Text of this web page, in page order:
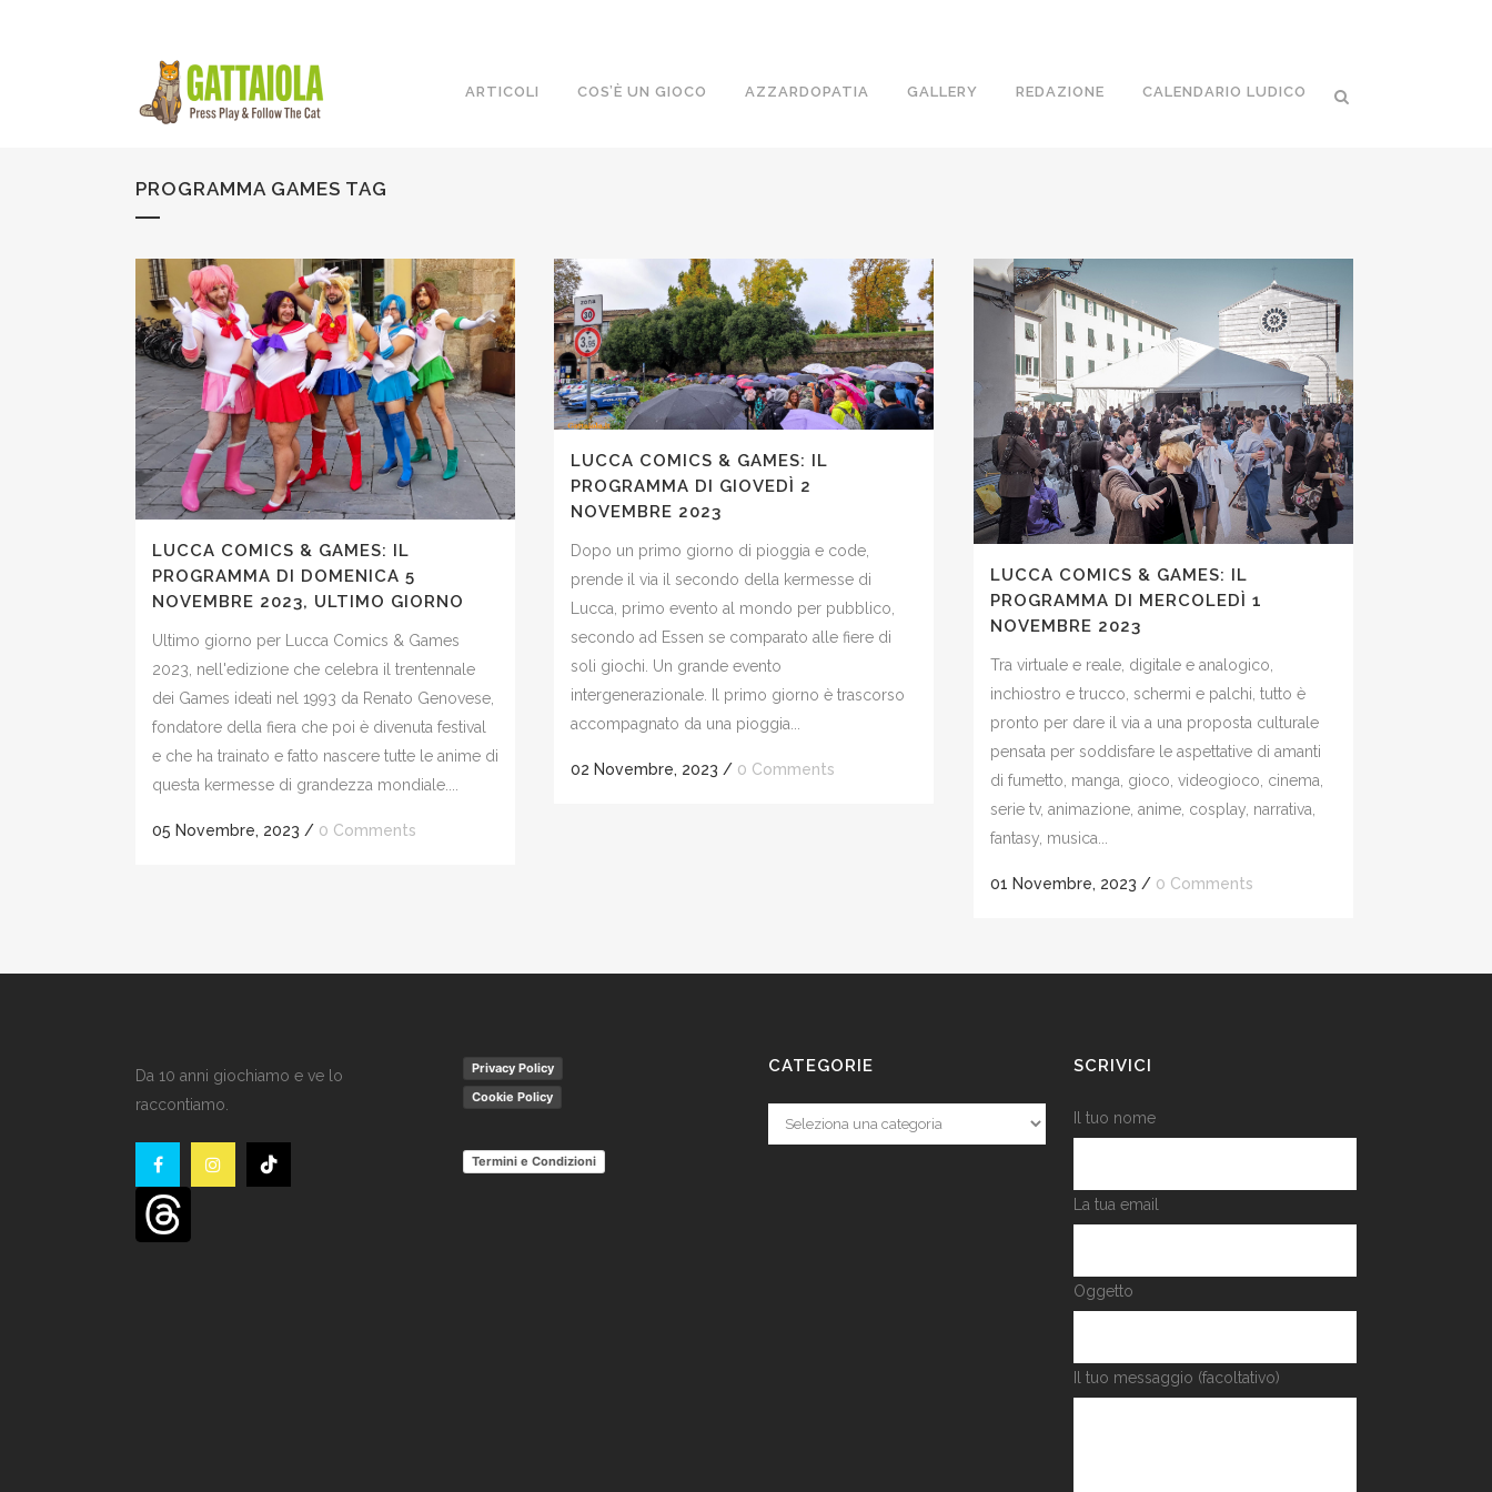
ARTICOLI COS’È UN GIOCO AZZARDOPATIA GALLERY REDAZIONE CALENDARIO LUDICO
PROGRAMMA GAMES TAG
LUCCA COMICS & GAMES: IL
PROGRAMMA DI DOMENICA 5
NOVEMBRE 2023, ULTIMO GIORNO
Ultimo giorno per Lucca Comics & Games
2023, nell'edizione che celebra il trentennale
dei Games ideati nel 1993 da Renato Genovese,
fondatore della fiera che poi è divenuta festival
e che ha trainato e fatto nascere tutte le anime di
questa kermesse di grandezza mondiale....
05 Novembre, 2023 / 0 Comments
LUCCA COMICS & GAMES: IL
PROGRAMMA DI GIOVEDÌ 2
NOVEMBRE 2023
Dopo un primo giorno di pioggia e code,
prende il via il secondo della kermesse di
Lucca, primo evento al mondo per pubblico,
secondo ad Essen se comparato alle fiere di
soli giochi. Un grande evento
intergenerazionale. Il primo giorno è trascorso
accompagnato da una pioggia...
02 Novembre, 2023 / 0 Comments
LUCCA COMICS & GAMES: IL
PROGRAMMA DI MERCOLEDÌ 1
NOVEMBRE 2023
Tra virtuale e reale, digitale e analogico,
inchiostro e trucco, schermi e palchi, tutto è
pronto per dare il via a una proposta culturale
pensata per soddisfare le aspettative di amanti
di fumetto, manga, gioco, videogioco, cinema,
serie tv, animazione, anime, cosplay, narrativa,
fantasy, musica...
01 Novembre, 2023 / 0 Comments
Da 10 anni giochiamo e ve lo
raccontiamo.
Privacy Policy
Cookie Policy
Termini e Condizioni
CATEGORIE
Categorie
SCRIVICI
Il tuo nome
La tua email
Oggetto
Il tuo messaggio (facoltativo)